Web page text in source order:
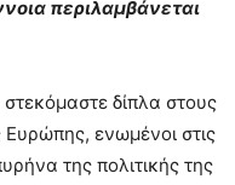
περιλαμβάνεται
δίπλα στους
ενωμένοι στις
της πολιτικής της